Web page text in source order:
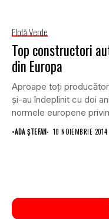
Flotă Verde
Top constructori
din Europa
Aproape toţi
şi-au îndeplinit cu doi
normele europene
•ADA ȘTEFAN 10 NOIEMBRIE 2014